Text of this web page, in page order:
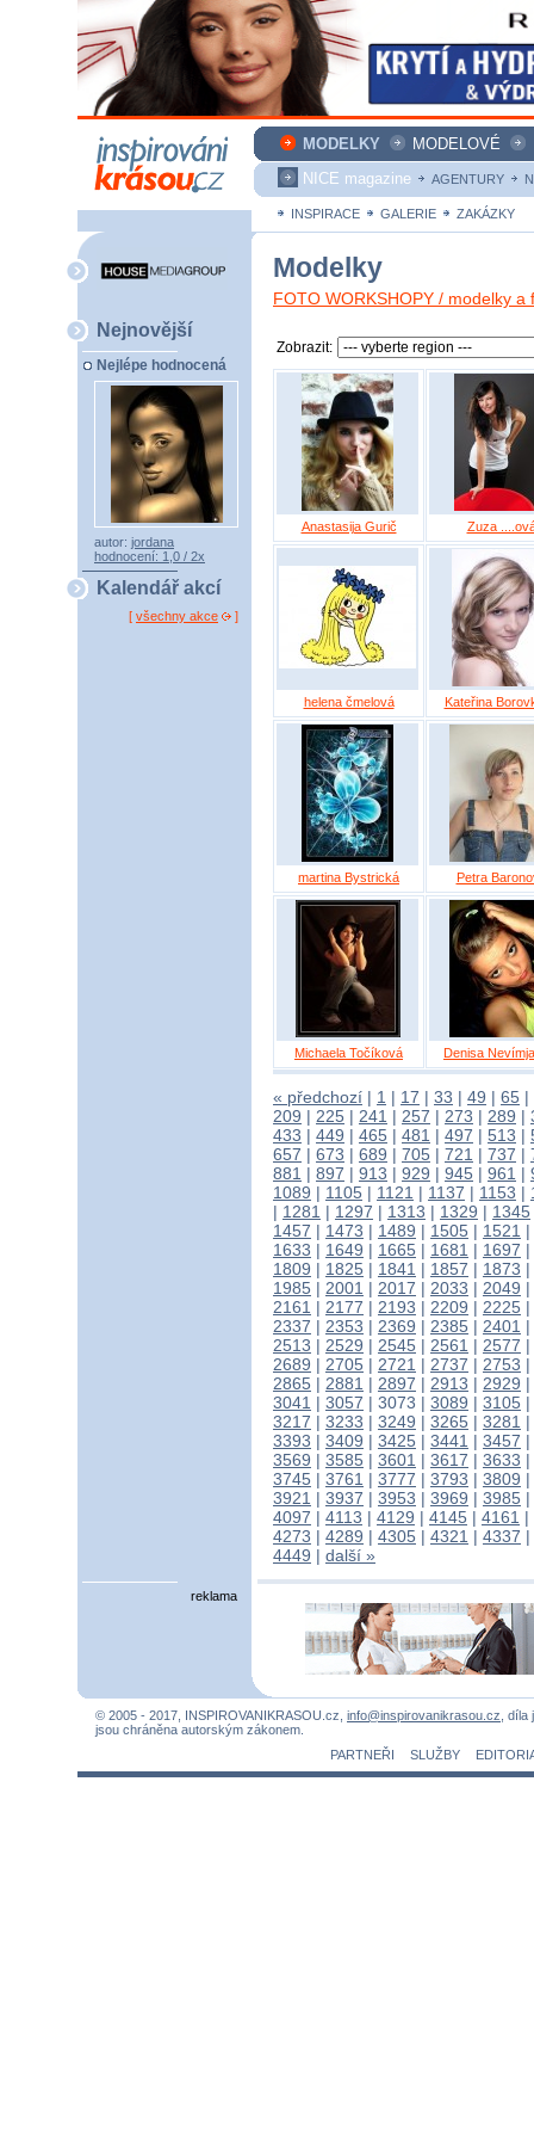
MODELKY MODELOVÉ
NICE magazine
AGENTURY
INSPIRACE GALERIE ZAKÁZKY
Nejnovější
Nejlépe hodnocená
autor: jordana
hodnocení: 1,0 / 2x
Kalendář akcí
[ všechny akce ]
Modelky
FOTO WORKSHOPY / modelky
Zobrazit:
Anastasija Gurič Zuza
helena čmelová Kateřina
martina Bystrická Petra
Michaela Točíková Denisa
« předchozí | 1 | 17 | 33 | 49 | 65 |
209 | 225 | 241 | 257 | 273 | 289 |
433 | 449 | 465 | 481 | 497 | 513 |
657 | 673 | 689 | 705 | 721 | 737 |
881 | 897 | 913 | 929 | 945 | 961 |
1089 | 1105 | 1121 | 1137 | 1153 |
| 1281 | 1297 | 1313 | 1329 | 1345
1457 | 1473 | 1489 | 1505 | 1521 |
1633 | 1649 | 1665 | 1681 | 1697 |
1809 | 1825 | 1841 | 1857 | 1873 |
1985 | 2001 | 2017 | 2033 | 2049 |
2161 | 2177 | 2193 | 2209 | 2225 |
2337 | 2353 | 2369 | 2385 | 2401 |
2513 | 2529 | 2545 | 2561 | 2577 |
2689 | 2705 | 2721 | 2737 | 2753 |
2865 | 2881 | 2897 | 2913 | 2929 |
3041 | 3057 | 3073 | 3089 | 3105 |
3217 | 3233 | 3249 | 3265 | 3281 |
3393 | 3409 | 3425 | 3441 | 3457 |
3569 | 3585 | 3601 | 3617 | 3633 |
3745 | 3761 | 3777 | 3793 | 3809 |
3921 | 3937 | 3953 | 3969 | 3985 |
4097 | 4113 | 4129 | 4145 | 4161 |
4273 | 4289 | 4305 | 4321 | 4337 |
4449 | další »
reklama
© 2005 - 2017, INSPIROVANIKRASOU.cz, info@inspirovanikrasou.cz, díla
jsou chráněna autorským zákonem.
PARTNEŘI
SLUŽBY